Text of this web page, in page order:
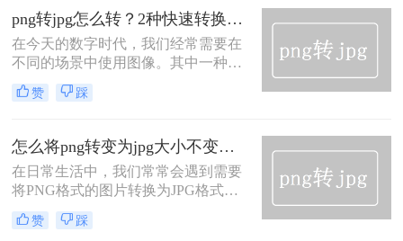
方面更加优秀。那么，图片扩展名怎
么改jpg呢？本文将为您详细介绍三种
简单实用的方法，帮助您达到这一目
标。
png转jpg怎么转？2种快速转换的方法分享~
在今天的数字时代，我们经常需要在
不同的场景中使用图像。其中一种常
见的图像格式是PNG（便携式网络图
形），它是一种无损的格式，适用于
况下，我们可能需要将PNG图像转换
为JPG（Joint Photographic Experts
Group）格式，因为JPG格式具有较小
的文件大小，更适合在网站上加载和
共享。那么png转jpg怎么转​呢？本文
将为您介绍二种简便的方法。
赞 踩
怎么将png转变为jpg大小不变？今天教会你4个方法！
在日常生活中，我们常常会遇到需要
将PNG格式的图片转换为JPG格式的
情况。PNG和JPG是常见的图片格
式，两者在特点和用途上有所不同。
赞 踩